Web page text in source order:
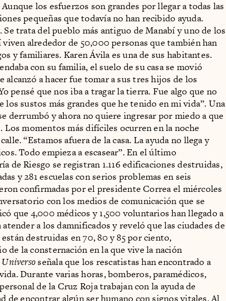
los esfuerzos son grandes por llegar a todas las
pequeñas que todavía no han recibido ayuda.
Se trata del pueblo más antiguo de Manabí y uno de los
alrededor de 50,000 personas que también han
y familiares. Karen Ávila es una de sus habitantes.
con su familia, el suelo de su casa se movió
a hacer fue tomar a sus tres hijos de los
pensé que nos iba a tragar la tierra. Fue algo que no
los sustos más grandes que he tenido en mi vida”. Una
derrumbó y ahora no quiere ingresar por miedo a que
Los momentos más difíciles ocurren en la noche
“Estamos afuera de la casa. La ayuda no llega y
Todo empieza a escasear”. En el último
de Riesgo se registran 1.116 edificaciones destruidas,
y 281 escuelas con serios problemas en seis
confirmadas por el presidente Correa el miércoles
con los medios de comunicación que se
que 4,000 médicos y 1,500 voluntarios han llegado a
atender a los damnificados y reveló que las ciudades de
están destruidas en 70, 80 y 85 por ciento,
de la consternación en la que vive la nación
señala que los rescatistas han encontrado a
Durante varias horas, bomberos, paramédicos,
de la Cruz Roja trabajan con la ayuda de
de encontrar algún ser humano con signos vitales. Al